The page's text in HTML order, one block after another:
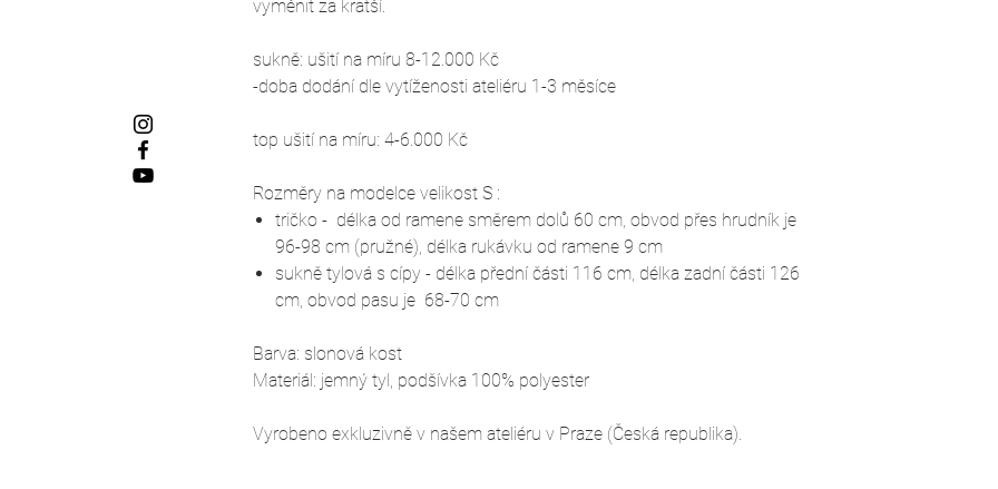
vyměnit za kratší.
sukně: ušití na míru 8-12.000 Kč
-doba dodání dle vytíženosti ateliéru 1-3 měsíce
top ušití na míru: 4-6.000 Kč
Rozměry na modelce velikost S :
tričko - délka od ramene směrem dolů 60 cm, obvod přes hrudník je
96-98 cm (pružné), délka rukávku od ramene 9 cm
sukně tylová s cípy - délka přední části 116 cm, délka zadní části 126
cm, obvod pasu je 68-70 cm
Barva: slonová kost
Materiál: jemný tyl, podšívka 100% polyester
Vyrobeno exkluzivně v našem ateliéru v Praze (Česká republika).